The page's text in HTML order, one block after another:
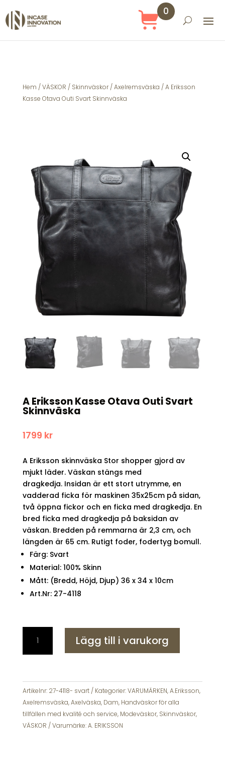
0
Hem /VÄSKOR / Skinnväskor/Axelremsväska / A Eriksson
Kasse Otava Outi Svart Skinnväska
A Eriksson Kasse Otava Outi Svart
Skinnväska
1799 kr
A Eriksson skinnväska Stor shopper gjord av
mjukt läder. Väskan stängs med
dragkedja. Insidan är ett stort utrymme, en
vadderad ficka för maskinen 35x25cm på sidan,
två öppna fickor och en ficka med dragkedja. En
bred ficka med dragkedja på baksidan av
väskan. Bredden på remmarna är 2,3 cm, och
längden är 65 cm. Rutigt foder, fodertyg bomull.
Färg: Svart
Material: 100% Skinn
Mått: (Bredd, Höjd, Djup) 36 x 34 x 10cm
Art.Nr: 27-4118
Eriksson
Kasse
Outi
Svart
Skinnväska
mängd
Lägg till i varukorg
Artikelnr: 27-4118- svart Kategorier:VARUMÄRKEN,A.Eriksson,
Axelremsväska,Axelväska, Dam, Handväskor för alla
tillfällen med kvalité och service, Modeväskor, Skinnväskor,
VÄSKOR
Varumärke:A. ERIKSSON